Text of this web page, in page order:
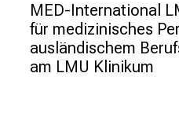
MED-International
für medizinisches
ausländischem
am LMU Klinikum